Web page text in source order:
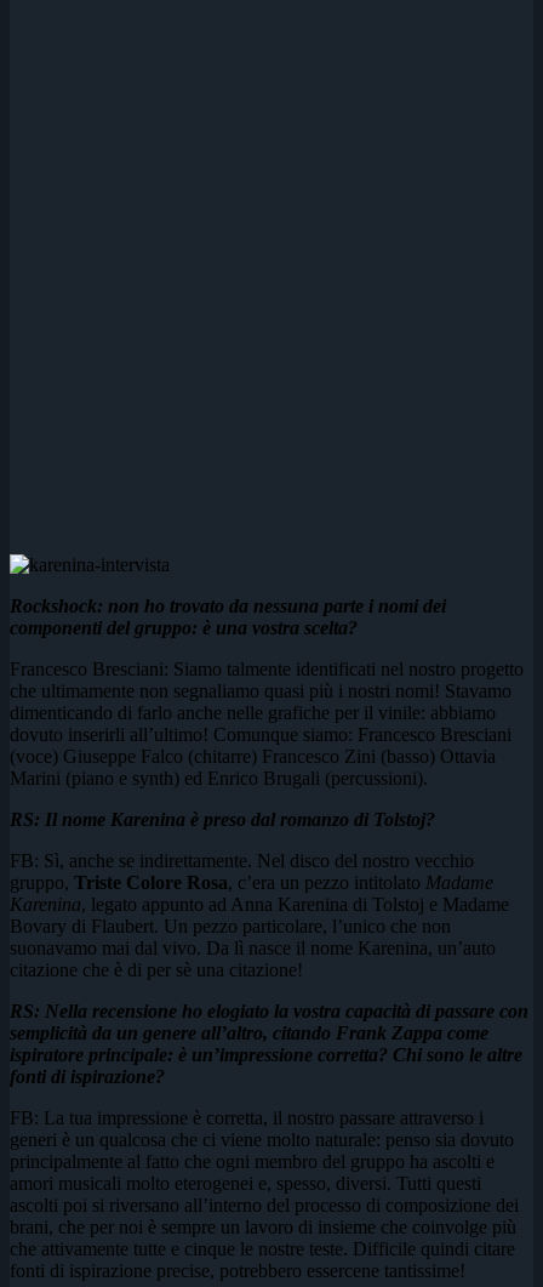
Rockshock: non ho trovato da nessuna parte i nomi dei
componenti del gruppo: è una vostra scelta?
Francesco Bresciani: Siamo talmente identificati nel nostro progetto
che ultimamente non segnaliamo quasi più i nostri nomi! Stavamo
dimenticando di farlo anche nelle grafiche per il vinile: abbiamo
dovuto inserirli all’ultimo! Comunque siamo: Francesco Bresciani
(voce) Giuseppe Falco (chitarre) Francesco Zini (basso) Ottavia
Marini (piano e synth) ed Enrico Brugali (percussioni).
RS: Il nome Karenina è preso dal romanzo di Tolstoj?
FB: Sì, anche se indirettamente. Nel disco del nostro vecchio
gruppo, Triste Colore Rosa, c’era un pezzo intitolato Madame
Karenina, legato appunto ad Anna Karenina di Tolstoj e Madame
Bovary di Flaubert. Un pezzo particolare, l’unico che non
suonavamo mai dal vivo. Da lì nasce il nome Karenina, un’auto
citazione che è di per sè una citazione!
RS: Nella recensione ho elogiato la vostra capacità di passare con
semplicità da un genere all’altro, citando Frank Zappa come
ispiratore principale: è un’impressione corretta? Chi sono le altre
fonti di ispirazione?
FB: La tua impressione è corretta, il nostro passare attraverso i
generi è un qualcosa che ci viene molto naturale: penso sia dovuto
principalmente al fatto che ogni membro del gruppo ha ascolti e
amori musicali molto eterogenei e, spesso, diversi. Tutti questi
ascolti poi si riversano all’interno del processo di composizione dei
brani, che per noi è sempre un lavoro di insieme che coinvolge più
che attivamente tutte e cinque le nostre teste. Difficile quindi citare
fonti di ispirazione precise, potrebbero essercene tantissime!